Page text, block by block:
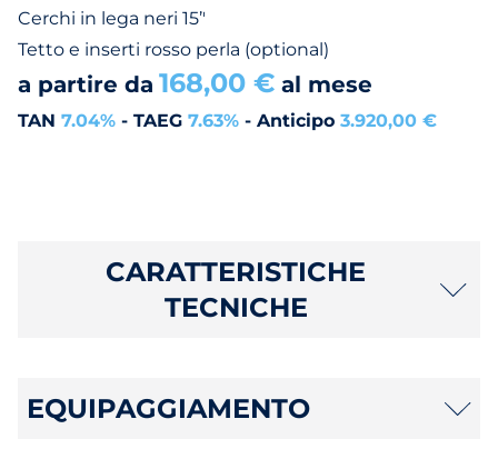
Cerchi in lega neri 15’'
Tetto e inserti rosso perla (optional)
a partire da 168,00 € al mese
TAN 7.04% - TAEG 7.63% - Anticipo 3.920,00 €
CARATTERISTICHE
TECNICHE
EQUIPAGGIAMENTO